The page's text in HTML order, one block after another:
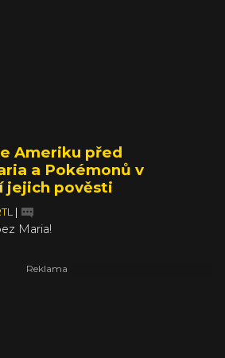
Ameriku před
a Pokémonů v
jejich pověsti
|
Maria!